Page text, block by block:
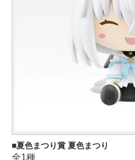
夏色まつり賞 夏色まつり
全1種